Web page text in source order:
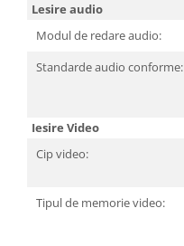
Lesire audio
Modul de redare audio:
Standarde audio conforme:
Iesire Video
Cip video:
Tipul de memorie video: